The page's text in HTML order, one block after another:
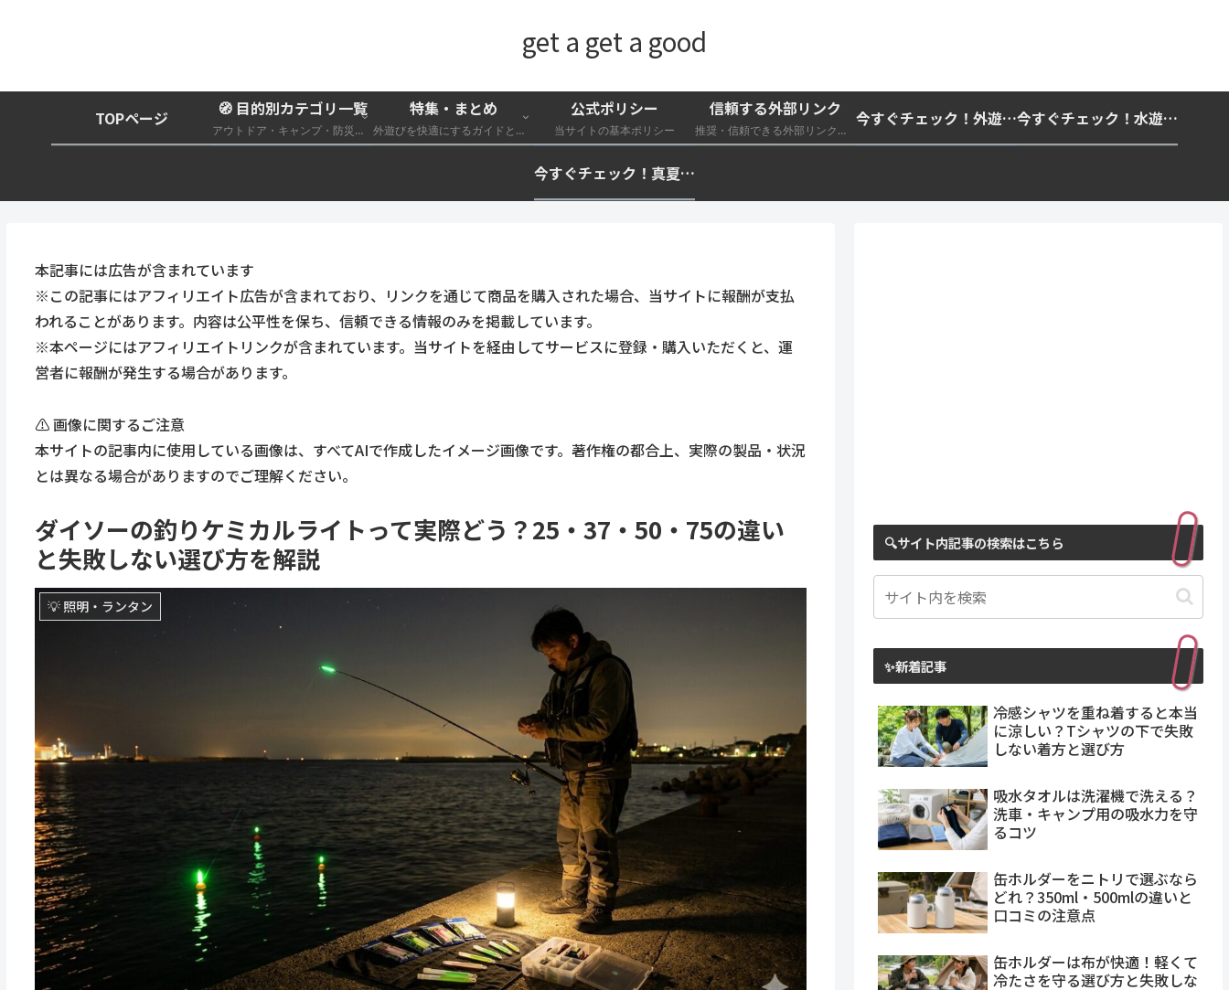
get a get a good
TOPページ 🧭 目的別カテゴリ一覧
アウトドア・キャンプ・防災グッズ総合まとめ
特集・まとめ
外遊びを快適にするガイドと特集一覧
公式ポリシー
当サイトの基本ポリシー
信頼する外部リンク
推奨・信頼できる外部リンク一覧
今すぐチェック！外遊びの紫外線対策・日差し快適化計画｜帽子・日傘・ウェア・日焼け止めを総まとめ☀️🏕️👓 今すぐチェック！水遊び・海水浴の快適化計画｜浮き輪・服装・日陰・安全対策を総まとめ🏖️🌊✨
今すぐチェック！真夏の猛暑・冷却・保冷快適化計画｜外遊び・キャンプ・車中泊の暑さ対策を総まとめ☀️🧊🏕️
本記事には広告が含まれています
※この記事にはアフィリエイト広告が含まれており、リンクを通じて商品を購入された場合、当サイトに報酬が支払
われることがあります。内容は公平性を保ち、信頼できる情報のみを掲載しています。
※本ページにはアフィリエイトリンクが含まれています。当サイトを経由してサービスに登録・購入いただくと、運
営者に報酬が発生する場合があります。
⚠️ 画像に関するご注意
本サイトの記事内に使用している画像は、すべてAIで作成したイメージ画像です。著作権の都合上、実際の製品・状況
とは異なる場合がありますのでご理解ください。
ダイソーの釣りケミカルライトって実際どう？25・37・50・75の違い
と失敗しない選び方を解説
💡 照明・ランタン
🔍サイト内記事の検索はこちら
✨新着記事
冷感シャツを重ね着すると本当
に涼しい？Tシャツの下で失敗
しない着方と選び方
吸水タオルは洗濯機で洗える？
洗車・キャンプ用の吸水力を守
るコツ
缶ホルダーをニトリで選ぶなら
どれ？350ml・500mlの違いと
口コミの注意点
缶ホルダーは布が快適！軽くて
冷たさを守る選び方と失敗しな